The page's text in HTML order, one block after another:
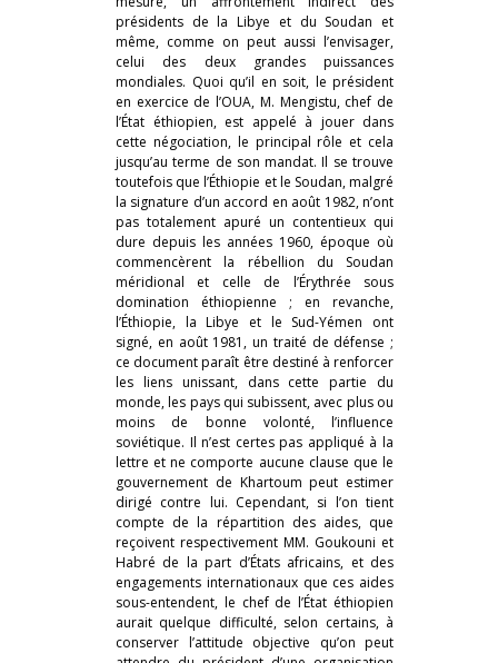
présidents de la Libye et du Soudan et
même, comme on peut aussi l’envisager,
celui des deux grandes puissances
mondiales. Quoi qu’il en soit, le président
en exercice de l’OUA, M. Mengistu, chef de
l’État éthiopien, est appelé à jouer dans
cette négociation, le principal rôle et cela
jusqu’au terme de son mandat. Il se trouve
toutefois que l’Éthiopie et le Soudan, malgré
la signature d’un accord en août 1982, n’ont
pas totalement apuré un contentieux qui
dure depuis les années 1960, époque où
commencèrent la rébellion du Soudan
méridional et celle de l’Érythrée sous
domination éthiopienne ; en revanche,
l’Éthiopie, la Libye et le Sud-Yémen ont
signé, en août 1981, un traité de défense ;
ce document paraît être destiné à renforcer
les liens unissant, dans cette partie du
monde, les pays qui subissent, avec plus ou
moins de bonne volonté, l’influence
soviétique. Il n’est certes pas appliqué à la
lettre et ne comporte aucune clause que le
gouvernement de Khartoum peut estimer
dirigé contre lui. Cependant, si l’on tient
compte de la répartition des aides, que
reçoivent respectivement MM. Goukouni et
Habré de la part d’États africains, et des
engagements internationaux que ces aides
sous-entendent, le chef de l’État éthiopien
aurait quelque difficulté, selon certains, à
conserver l’attitude objective qu’on peut